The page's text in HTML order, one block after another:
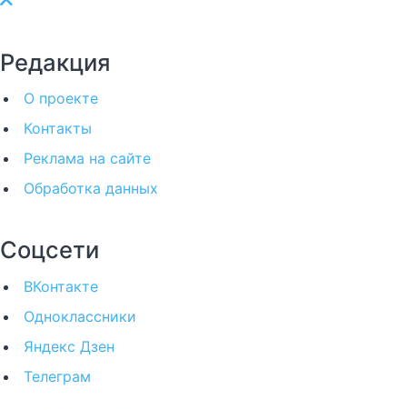
Редакция
О проекте
Контакты
Реклама на сайте
Обработка данных
Соцсети
ВКонтакте
Одноклассники
Яндекс Дзен
Телеграм